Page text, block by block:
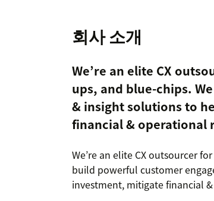
회사 소개
We’re an elite CX
ups, and blue-chips.
& insight solutions to
financial & operational
We’re an elite CX outsourcer
build powerful customer
investment, mitigate financial